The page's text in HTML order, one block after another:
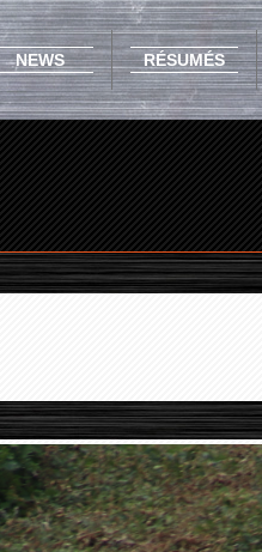
NEWS RÉSUMÉS